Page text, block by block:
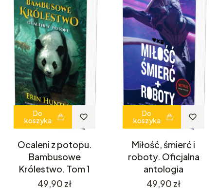
Do
koszyka
Ocaleni z potopu.
Bambusowe
Królestwo. Tom 1
Cena
49,90 zł
Do
koszyka
Miłość, śmierć i
roboty. Oficjalna
antologia
Cena
49,90 zł